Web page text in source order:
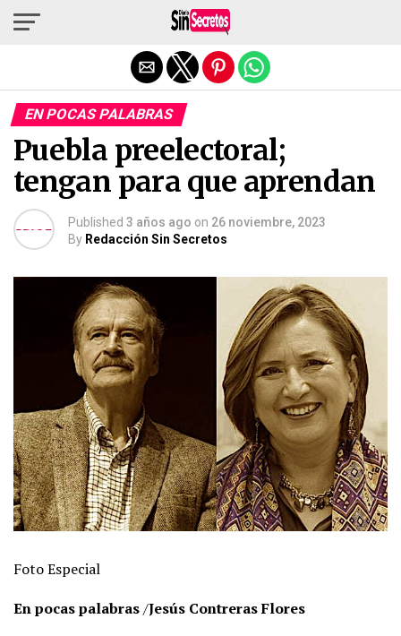
EN POCAS PALABRAS
Puebla preelectoral;
tengan para que aprendan
Published 3 años ago on 26 noviembre, 2023
By Redacción Sin Secretos
Foto Especial
En pocas palabras/Jesús Contreras Flores
Salir de la versión móvil